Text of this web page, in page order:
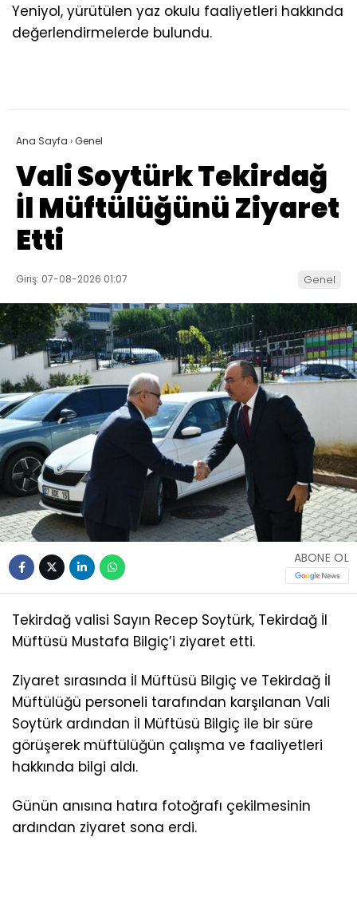
Yeniyol, yürütülen yaz okulu faaliyetleri hakkında
değerlendirmelerde bulundu.
Ana Sayfa ›Genel
Vali Soytürk Tekirdağ
İl Müftülüğünü Ziyaret
Etti
Giriş: 07-08-2026 01:07 Genel
ABONE OL
Tekirdağ valisi Sayın Recep Soytürk, Tekirdağ İl
Müftüsü Mustafa Bilgiç’i ziyaret etti.
Ziyaret sırasında İl Müftüsü Bilgiç ve Tekirdağ İl
Müftülüğü personeli tarafından karşılanan Vali
Soytürk ardından İl Müftüsü Bilgiç ile bir süre
görüşerek müftülüğün çalışma ve faaliyetleri
hakkında bilgi aldı.
Günün anısına hatıra fotoğrafı çekilmesinin
ardından ziyaret sona erdi.